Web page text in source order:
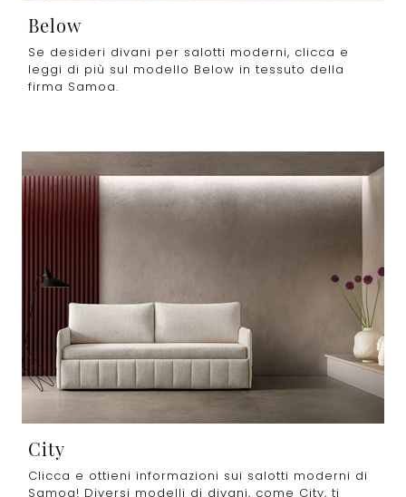
Below
Se desideri divani per salotti moderni, clicca e
leggi di più sul modello Below in tessuto della
firma Samoa.
City
Clicca e ottieni informazioni sui salotti moderni di
Samoa! Diversi modelli di divani, come City, ti